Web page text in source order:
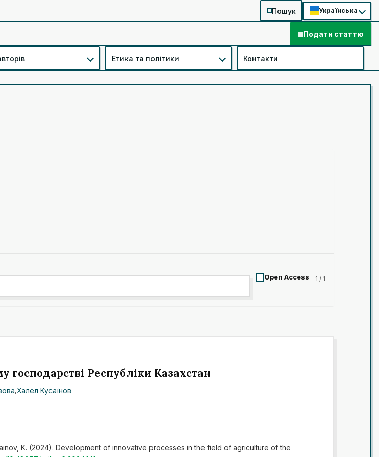
Пошук Українська
Подати статтю
Етика та політики Контакти
Open Access 1 / 1
господарстві Республіки Казахстан
,Халел Кусаїнов
K. (2024). Development of innovative processes in the field of agriculture of the